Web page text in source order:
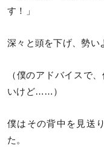
す！」
深々と頭を下げ、勢い
（僕のアドバイスで
いけど……）
僕はその背中を見送
た。